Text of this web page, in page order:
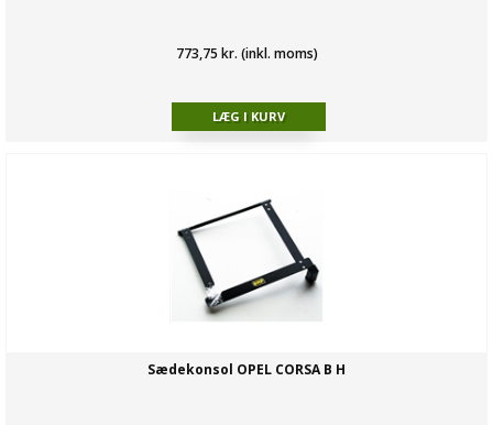
773,75 kr. (inkl. moms)
Sædekonsol OPEL CORSA B H